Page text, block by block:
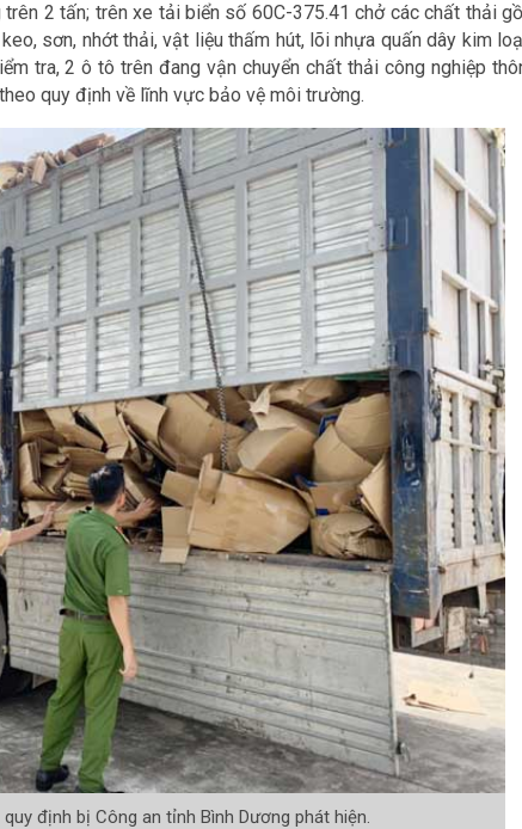
2 tấn; trên xe tải biển số 60C-375.41 chở các chất thải
sơn, nhớt thải, vật liệu thấm hút, lõi nhựa quấn dây kim
tra, 2 ô tô trên đang vận chuyển chất thải công nghiệp
quy định về lĩnh vực bảo vệ môi trường.
định bị Công an tỉnh Bình Dương phát hiện.